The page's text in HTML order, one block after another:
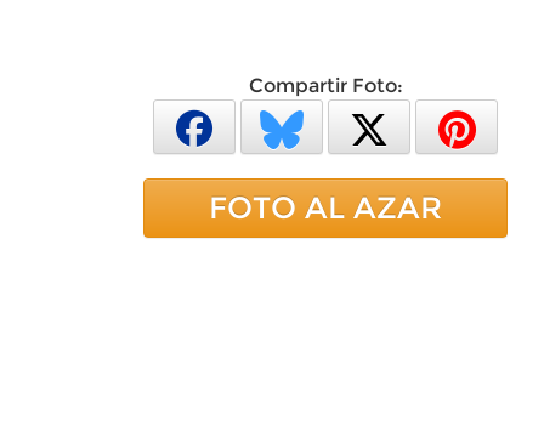
Compartir Foto:
FOTO AL AZAR